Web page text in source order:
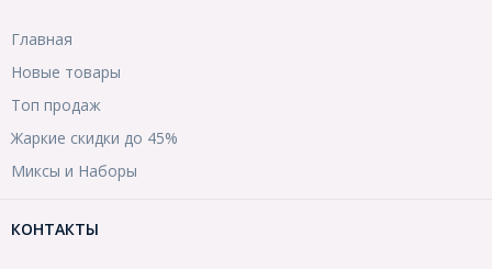
Главная
Новые товары
Топ продаж
Жаркие скидки до 45%
Миксы и Наборы
КОНТАКТЫ